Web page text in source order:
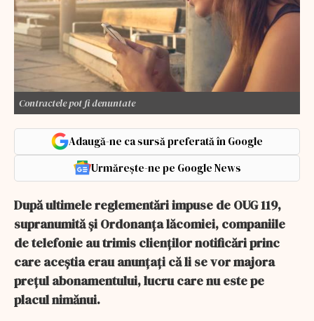
Contractele pot fi denuntate
Adaugă-ne ca sursă preferată în Google
Urmărește-ne pe Google News
După ultimele reglementări impuse de OUG 119,
supranumită și Ordonanța lăcomiei, companiile
de telefonie au trimis clienților notificări princ
care aceștia erau anunțați că li se vor majora
prețul abonamentului, lucru care nu este pe
placul nimănui.